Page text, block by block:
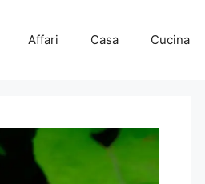
Affari Casa Cucina